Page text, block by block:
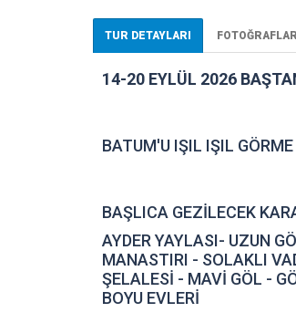
TUR DETAYLARI FOTOĞRAFLAR
14-20 EYLÜL 2026
BATUM'U IŞIL IŞIL
BAŞLICA GEZİLECEK
AYDER YAYLASI- UZUN
MANASTIRI - SOLAKLI
ŞELALESİ - MAVİ GÖL -
BOYU EVLERİ